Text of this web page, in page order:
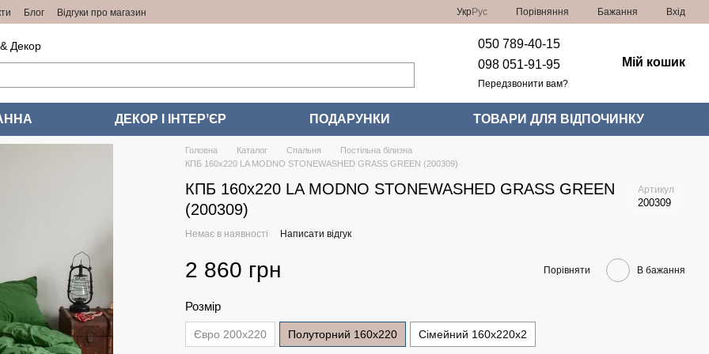
Блог Відгуки про магазин УкрРус Порівняння Бажання Вхід
Декор
050 789-40-15
098 051-91-95
Передзвонити вам?
Мій кошик
ДЕКОР І ІНТЕРʼЄР ПОДАРУНКИ ТОВАРИ ДЛЯ ВІДПОЧИНКУ
Головна Каталог Спальня
Постільна білизна
КПБ 160х220 LA MODNO STONEWASHED GRASS GREEN (200309)
КПБ 160х220 LA MODNO STONEWASHED GRASS GREEN
(200309)
Артикул
200309
Немає в наявності Написати відгук
2 860 грн Порівняти В бажання
Розмір
Євро 200x220 Полуторний 160x220 Сімейний 160x220x2